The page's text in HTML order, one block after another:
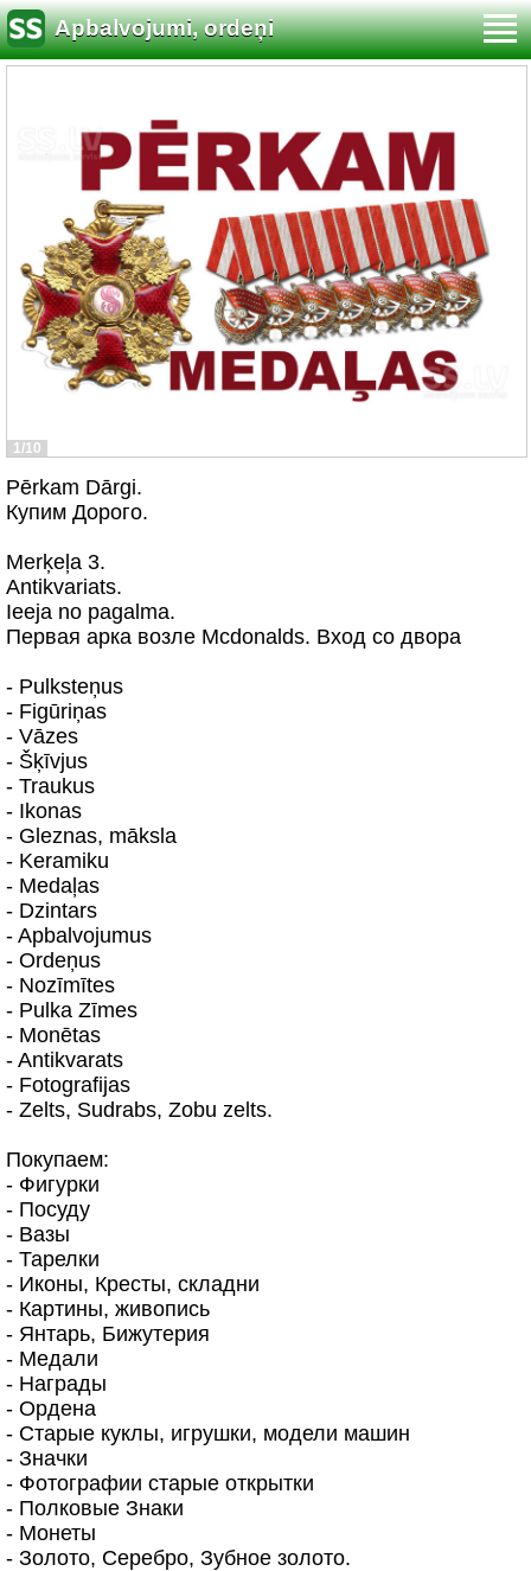
Apbalvojumi, ordeņi
1/10
Pērkam Dārgi.
Купим Дорого.
Merķeļa 3.
Antikvariats.
Ieeja no pagalma.
Первая арка возле Mcdonalds. Вход со двора
- Pulksteņus
- Figūriņas
- Vāzes
- Šķīvjus
- Traukus
- Ikonas
- Gleznas, māksla
- Keramiku
- Medaļas
- Dzintars
- Apbalvojumus
- Ordeņus
- Nozīmītes
- Pulka Zīmes
- Monētas
- Antikvarats
- Fotografijas
- Zelts, Sudrabs, Zobu zelts.
Покупаем:
- Фигурки
- Посуду
- Вазы
- Тарелки
- Иконы, Кресты, складни
- Картины, живопись
- Янтарь, Бижутерия
- Медали
- Награды
- Ордена
- Старые куклы, игрушки, модели машин
- Значки
- Фотографии старые открытки
- Полковые Знаки
- Монеты
- Золото, Серебро, Зубное золото.